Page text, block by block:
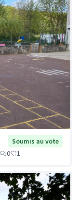
Soumis au vote
0 1